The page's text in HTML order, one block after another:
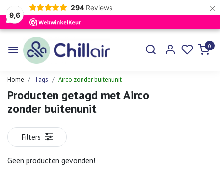
9,6
294 Reviews ×
0
Home Tags Airco zonder buitenunit
Producten getagd met Airco
zonder buitenunit
Filters
Geen producten gevonden!